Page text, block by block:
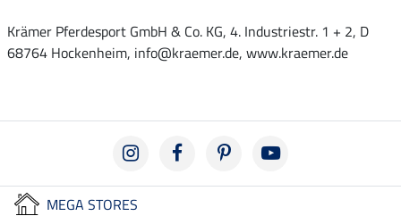
Krämer Pferdesport GmbH & Co. KG, 4. Industriestr. 1 + 2, D
68764 Hockenheim, info@kraemer.de, www.kraemer.de
MEGA STORES